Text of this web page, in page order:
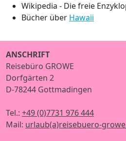
Wikipedia - Die freie
Bücher über Hawaii
ANSCHRIFT
Reisebüro GROWE
Dorfgärten 2
D-78244 Gottmadingen
Tel.: +49 (0)7731 976 444
Mail: urlaub(a)reisebuero-